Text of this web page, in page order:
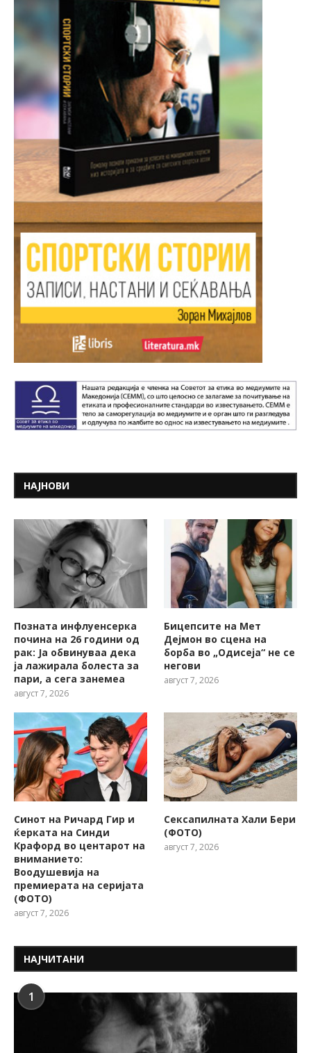
НАЈНОВИ
Позната инфлуенсерка
почина на 26 години од
рак: Ја обвинуваа дека
ја лажирала болеста за
пари, а сега занемеа
август 7, 2026
Бицепсите на Мет
Дејмон во сцена на
борба во „Одисеја“ не се
негови
август 7, 2026
Синот на Ричард Гир и
ќерката на Синди
Крафорд во центарот на
вниманието:
Воодушевија на
премиерата на серијата
(ФОТО)
август 7, 2026
Сексапилната Хали Бери
(ФОТО)
август 7, 2026
НАЈЧИТАНИ
1